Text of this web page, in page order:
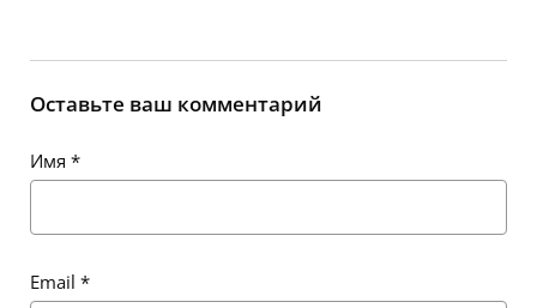
Оставьте ваш комментарий
Имя *
Email *